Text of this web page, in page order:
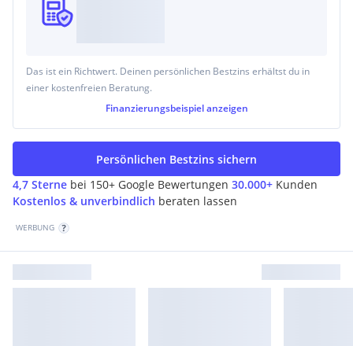
Das ist ein Richtwert. Deinen persönlichen Bestzins erhältst du in
einer kostenfreien Beratung.
Finanzierungsbeispiel anzeigen
4,7 Sterne bei 150+ Google Bewertungen 30.000+ Kunden
Kostenlos & unverbindlich beraten lassen
Persönlichen Bestzins sichern
WERBUNG